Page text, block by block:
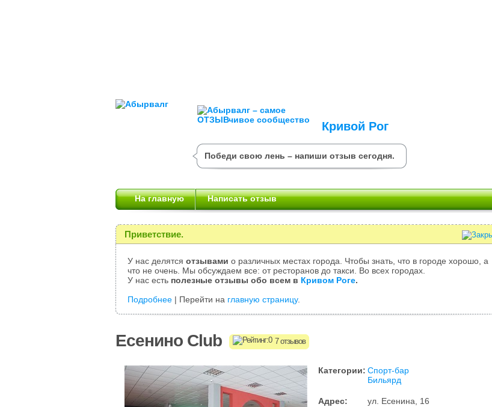
Кривой Рог
Победи свою лень – напиши отзыв сегодня.
На главную Написать отзыв
Приветствие.
У нас делятся отзывами о различных местах города. Чтобы знать, что в городе хорошо, а
что не очень. Мы обсуждаем все: от ресторанов до такси. Во всех городах.
У нас есть полезные отзывы обо всем в Кривом Роге.
Подробнее | Перейти на главную страницу.
Есенино Club 7 отзывов
Категории: Спорт-бар
Бильярд
Адрес:
ул. Есенина, 16